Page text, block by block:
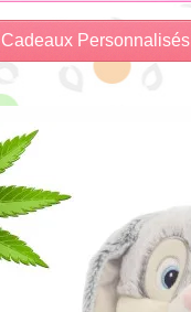
Cadeaux Personnalisés